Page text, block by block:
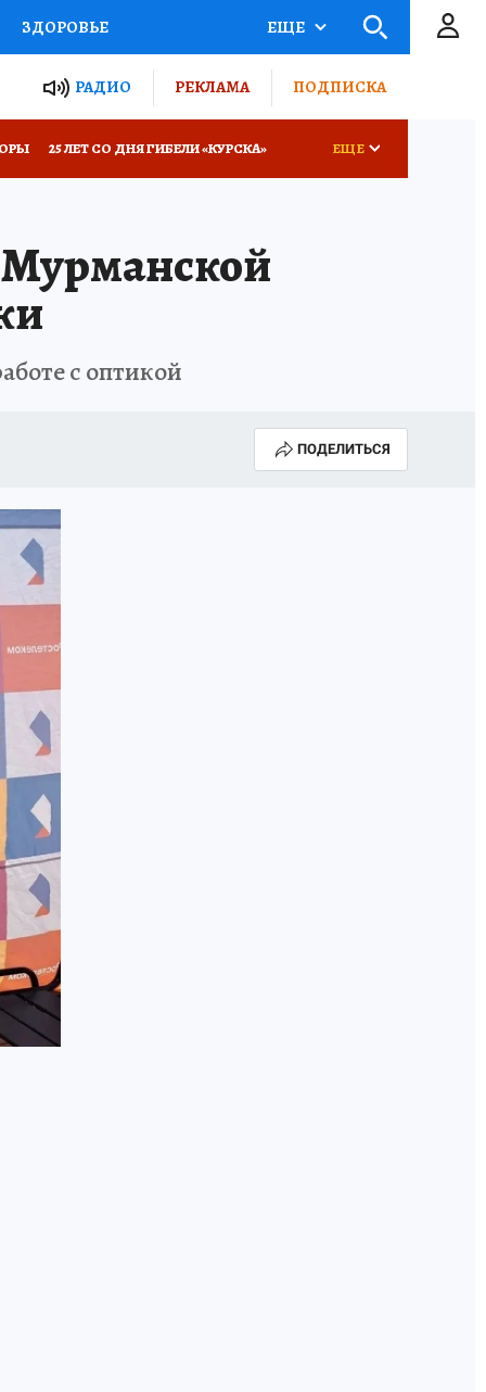
ЗДОРОВЬЕ
РОССИИ
ПОТРЕБИТЕЛЯ
ЕЩЕ
РАДИО РЕКЛАМА ПОДПИСКА
25 ЛЕТ СО ДНЯ ГИБЕЛИ «КУРСКА» ЕЩЕ
Мурманской
с оптикой
ПОДЕЛИТЬСЯ